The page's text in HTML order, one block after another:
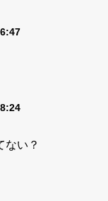
ない？